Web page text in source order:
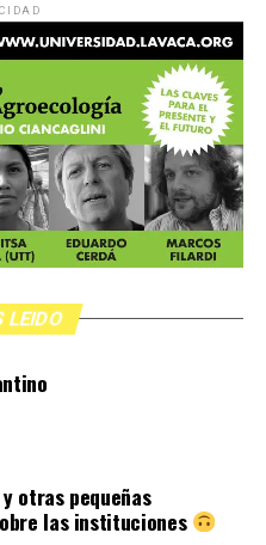
LEIDO
y otras pequeñas
las instituciones